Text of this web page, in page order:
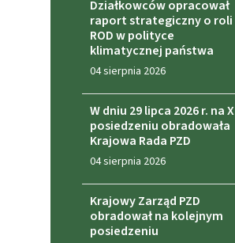
Działkowców opracował
raport strategiczny o roli
ROD w polityce
klimatycznej państwa
04 sierpnia 2026
W dniu 29 lipca 2026 r. na X
posiedzeniu obradowała
Krajowa Rada PZD
04 sierpnia 2026
Krajowy Zarząd PZD
obradował na kolejnym
posiedzeniu